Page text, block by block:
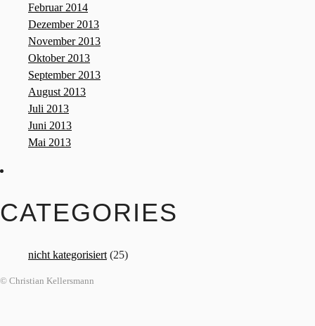
Februar 2014
Dezember 2013
November 2013
Oktober 2013
September 2013
August 2013
Juli 2013
Juni 2013
Mai 2013
CATEGORIES
nicht kategorisiert (25)
© Christian Kellersmann